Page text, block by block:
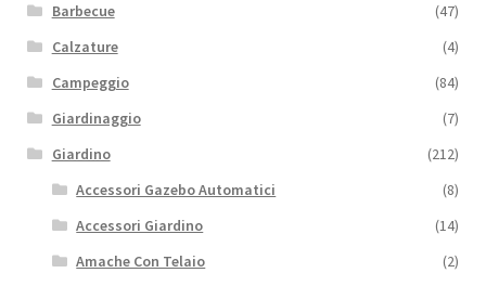
Barbecue
(47)
Calzature
(4)
Campeggio
(84)
Giardinaggio
(7)
Giardino
(212)
Accessori Gazebo Automatici
(8)
Accessori Giardino
(14)
Amache Con Telaio
(2)